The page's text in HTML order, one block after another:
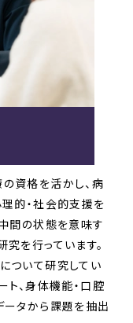
資格を活かし、病
的・社会的支援を
間の状態を意味す
を行っています。
ついて研究してい
ト、身体機能・口腔
ータから課題を抽出